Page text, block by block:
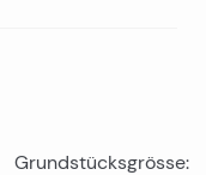
Grundstücksgrösse: